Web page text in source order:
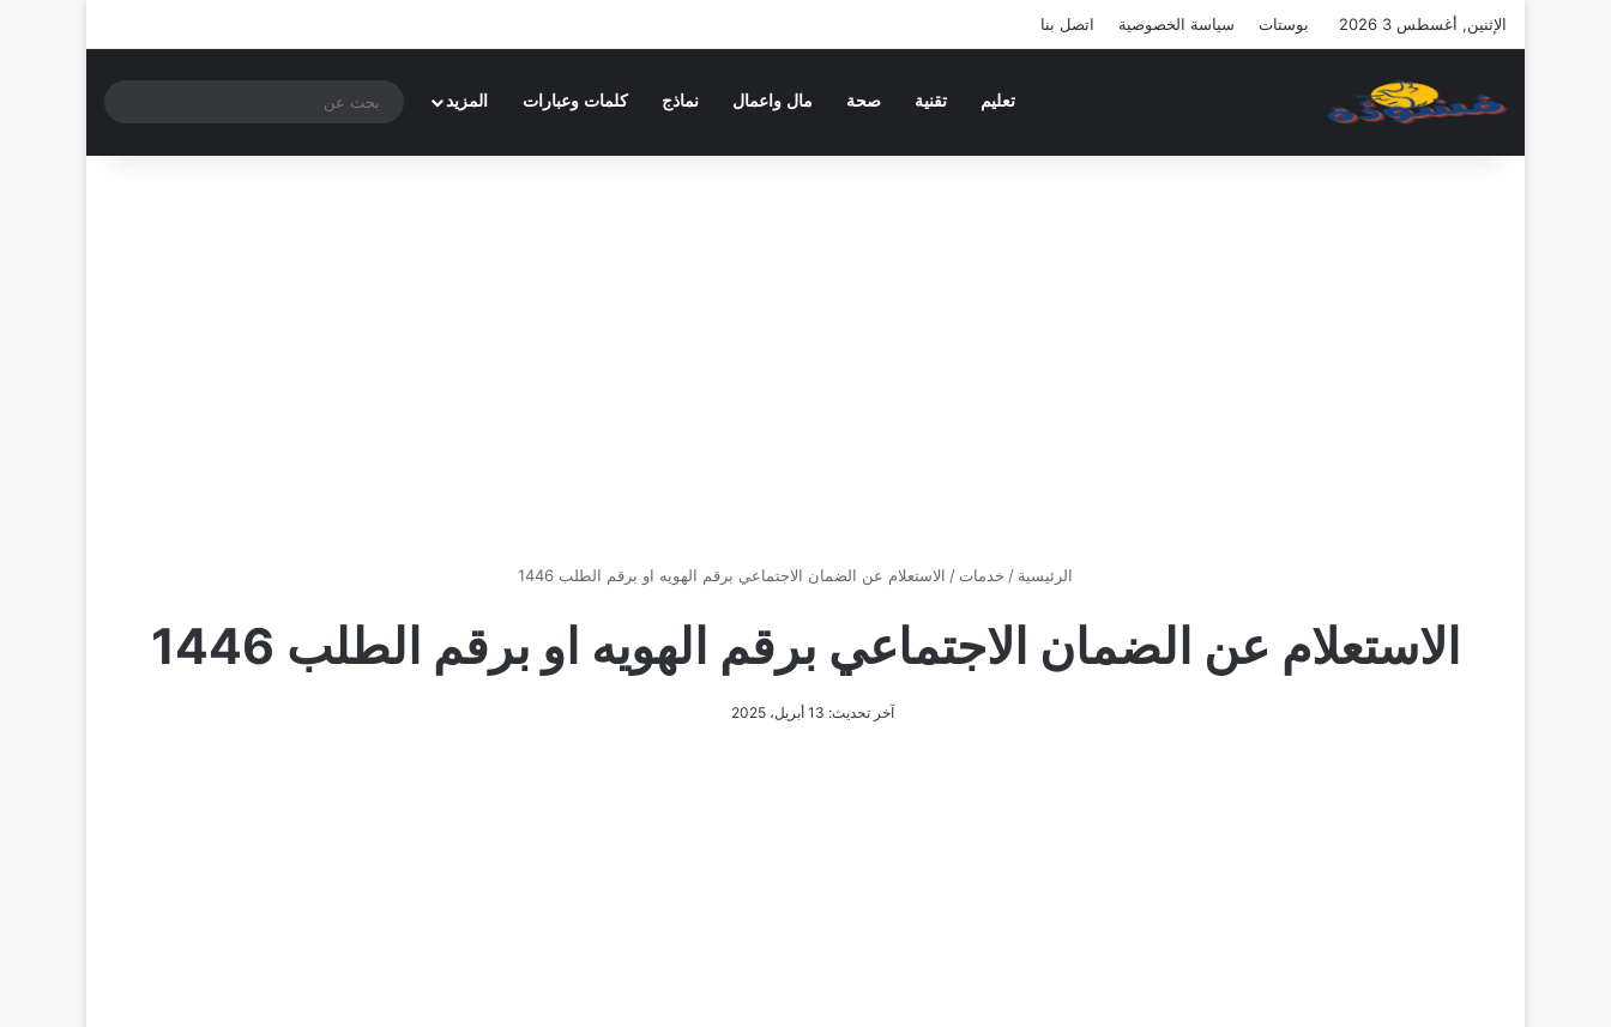
الإثنين, أغسطس 3 2026 بوستات سياسة الخصوصية اتصل بنا
تعليم تقنية صحة مال واعمال نماذج كلمات وعبارات المزيد
الرئيسية / خدمات / الاستعلام عن الضمان الاجتماعي برقم الهويه او برقم الطلب 1446
الاستعلام عن الضمان الاجتماعي برقم الهويه او برقم الطلب 1446
آخر تحديث: 13 أبريل، 2025